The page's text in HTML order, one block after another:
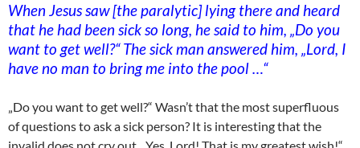
When Jesus saw [the paralytic] lying there and heard
that he had been sick so long, he said to him, „Do you
want to get well?“ The sick man answered him, „Lord, I
have no man to bring me into the pool …“
„Do you want to get well?“ Wasn’t that the most superfluous
of questions to ask a sick person? It is interesting that the